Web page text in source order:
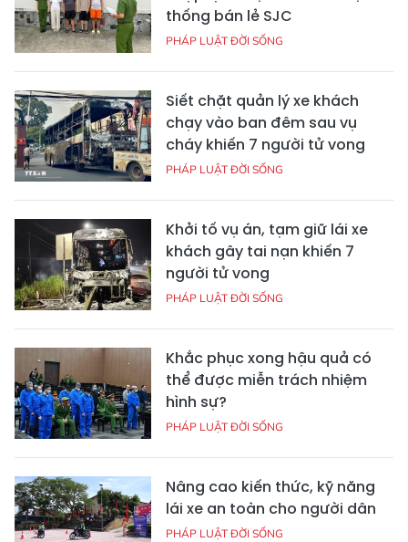
thống bán lẻ SJC
PHÁP LUẬT ĐỜI SỐNG
Siết chặt quản lý xe khách
chạy vào ban đêm sau vụ
cháy khiến 7 người tử vong
PHÁP LUẬT ĐỜI SỐNG
Khởi tố vụ án, tạm giữ lái xe
khách gây tai nạn khiến 7
người tử vong
PHÁP LUẬT ĐỜI SỐNG
Khắc phục xong hậu quả có
thể được miễn trách nhiệm
hình sự?
PHÁP LUẬT ĐỜI SỐNG
Nâng cao kiến thức, kỹ năng
lái xe an toàn cho người dân
PHÁP LUẬT ĐỜI SỐNG